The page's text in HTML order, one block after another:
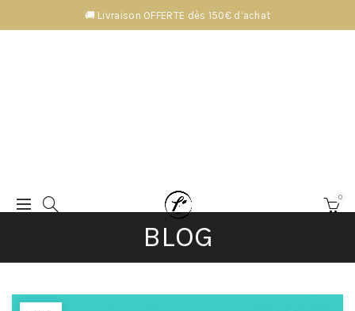
🚚 Livraison OFFERTE dès 150€ d’achat
0
BLOG